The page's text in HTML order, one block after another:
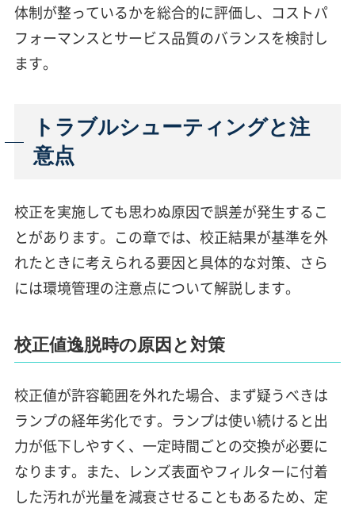
体制が整っているかを総合的に評価し、コストパ
フォーマンスとサービス品質のバランスを検討し
ます。
トラブルシューティングと注
意点
校正を実施しても思わぬ原因で誤差が発生するこ
とがあります。この章では、校正結果が基準を外
れたときに考えられる要因と具体的な対策、さら
には環境管理の注意点について解説します。
校正値逸脱時の原因と対策
校正値が許容範囲を外れた場合、まず疑うべきは
ランプの経年劣化です。ランプは使い続けると出
力が低下しやすく、一定時間ごとの交換が必要に
なります。また、レンズ表面やフィルターに付着
した汚れが光量を減衰させることもあるため、定